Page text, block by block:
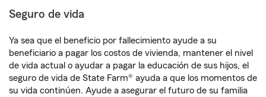
Seguro de vida
Ya sea que el beneficio por fallecimiento ayude a su
beneficiario a pagar los costos de vivienda, mantener el nivel
de vida actual o ayudar a pagar la educación de sus hijos, el
seguro de vida de State Farm® ayuda a que los momentos de
su vida continúen. Ayude a asegurar el futuro de su familia